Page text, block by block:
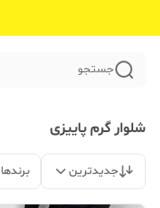
جستجو
شلوار گرم پاییزی
جدیدترین برندها